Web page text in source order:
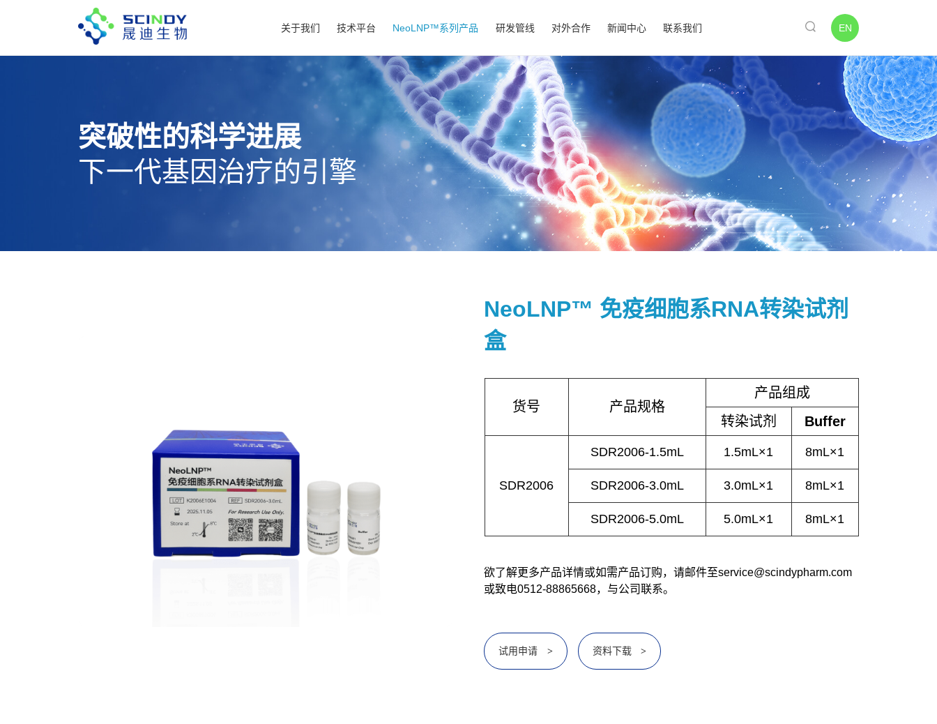
关于我们 技术平台 NeoLNP™系列产品 研发管线 对外合作 新闻中心 联系我们 EN
突破性的科学进展
下一代基因治疗的引擎
NeoLNP™ 免疫细胞系RNA转染试剂
盒
货号 产品规格
产品组成
转染试剂
Buffer
SDR2006
SDR2006-1.5mL 1.5mL×1 8mL×1
SDR2006-3.0mL 3.0mL×1 8mL×1
SDR2006-5.0mL 5.0mL×1 8mL×1
欲了解更多产品详情或如需产品订购，请邮件至service@scindypharm.com
或致电0512-88865668，与公司联系。
试用申请 > 资料下载 >